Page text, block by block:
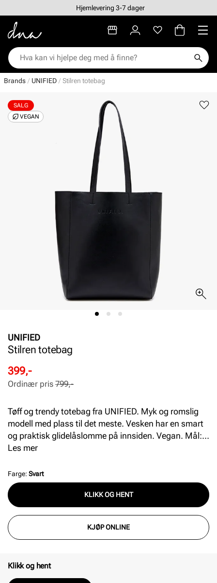
Hjemlevering 3-7 dager
Brands UNIFIED Stilren totebag
SALG
VEGAN
UNIFIED
Stilren totebag
Rabattert
pris
399,-
Ordinær
pris
Ordinær pris 799,-
Tøff og trendy totebag fra UNIFIED. Myk og romslig
modell med plass til det meste. Vesken har en smart
og praktisk glidelåslomme på innsiden. Vegan. Mål: L
= 28 cm H = 36 cm B = 13 cm.
Les mer
Farge: Svart
KLIKK OG HENT
KJØP ONLINE
Klikk og hent